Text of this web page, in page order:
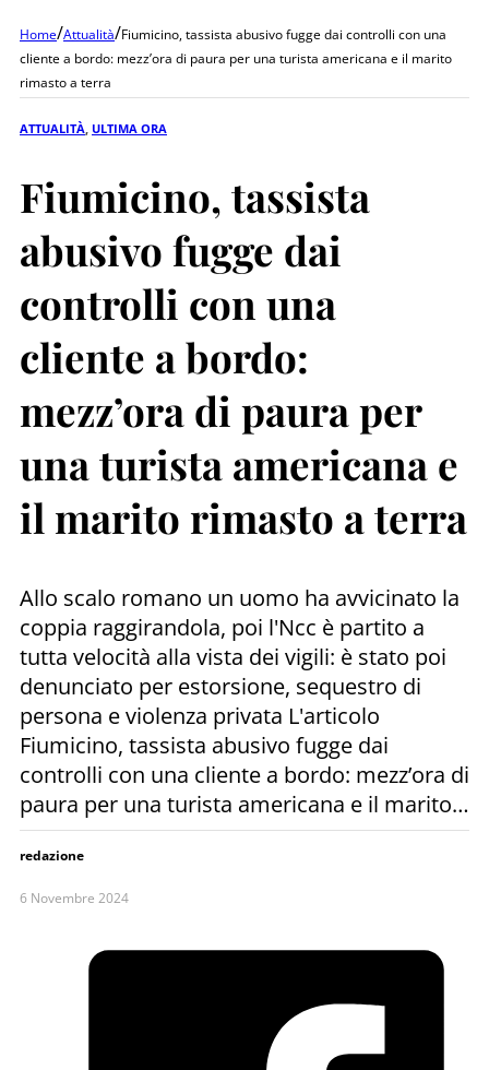
Home/Attualità/Fiumicino, tassista abusivo fugge dai controlli con una
cliente a bordo: mezz’ora di paura per una turista americana e il marito
rimasto a terra
ATTUALITÀ ULTIMA ORA
Fiumicino, tassista
abusivo fugge dai
controlli con una
cliente a bordo:
mezz’ora di paura per
una turista americana e
il marito rimasto a terra
Allo scalo romano un uomo ha avvicinato la
coppia raggirandola, poi l'Ncc è partito a
tutta velocità alla vista dei vigili: è stato poi
denunciato per estorsione, sequestro di
persona e violenza privata L'articolo
Fiumicino, tassista abusivo fugge dai
controlli con una cliente a bordo: mezz’ora di
paura per una turista americana e il marito…
redazione
6 Novembre 2024